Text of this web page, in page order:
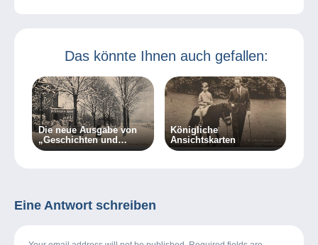
Das könnte Ihnen auch gefallen:
Die neue Ausgabe von
„Geschichten und
Geschichte“ ist da!
Königliche
Ansichtskarten
Eine Antwort schreiben